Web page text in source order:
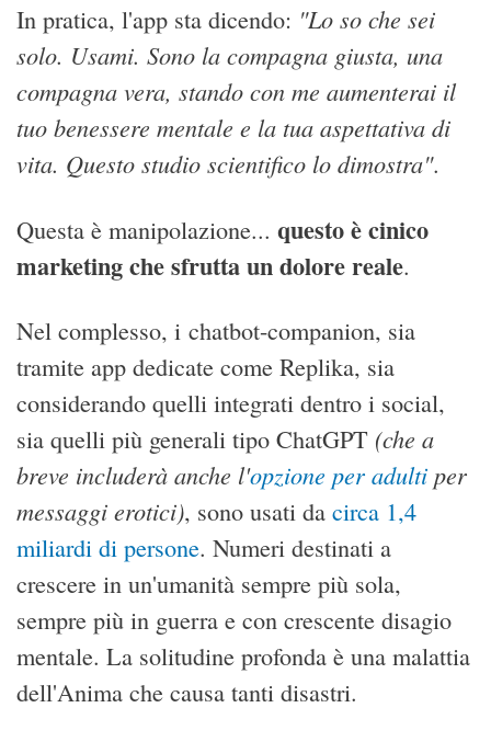
In pratica, l'app sta dicendo: "Lo so che sei
solo. Usami. Sono la compagna giusta, una
compagna vera, stando con me aumenterai il
tuo benessere mentale e la tua aspettativa di
vita. Questo studio scientifico lo dimostra".
Questa è manipolazione... questo è cinico
marketing che sfrutta un dolore reale.
Nel complesso, i chatbot-companion, sia
tramite app dedicate come Replika, sia
considerando quelli integrati dentro i social,
sia quelli più generali tipo ChatGPT (che a
breve includerà anche l'opzione per adulti per
messaggi erotici), sono usati da circa 1,4
miliardi di persone. Numeri destinati a
crescere in un'umanità sempre più sola,
sempre più in guerra e con crescente disagio
mentale. La solitudine profonda è una malattia
dell'Anima che causa tanti disastri.